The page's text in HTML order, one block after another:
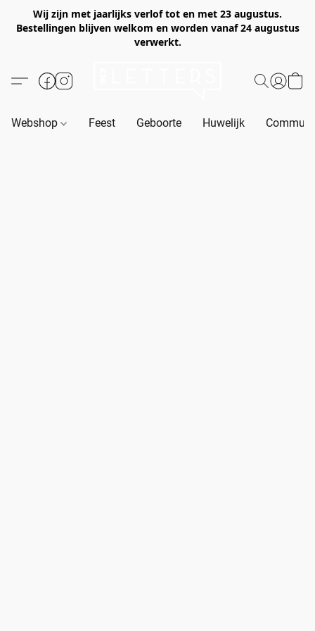
Wij zijn met jaarlijks verlof tot en met 23 augustus.
Bestellingen blijven welkom en worden vanaf 24 augustus
verwerkt.
Webshop Feest Geboorte Huwelijk